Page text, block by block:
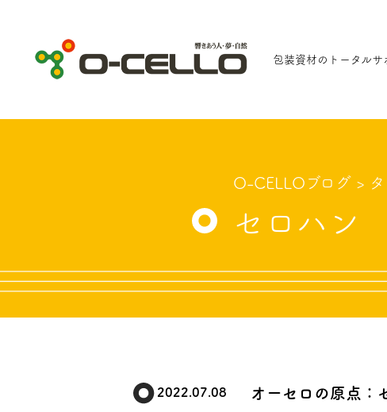
包装資材のトータルサ
O-CELLOブログ >
セロハン
2022.07.08 オーセロの原点：